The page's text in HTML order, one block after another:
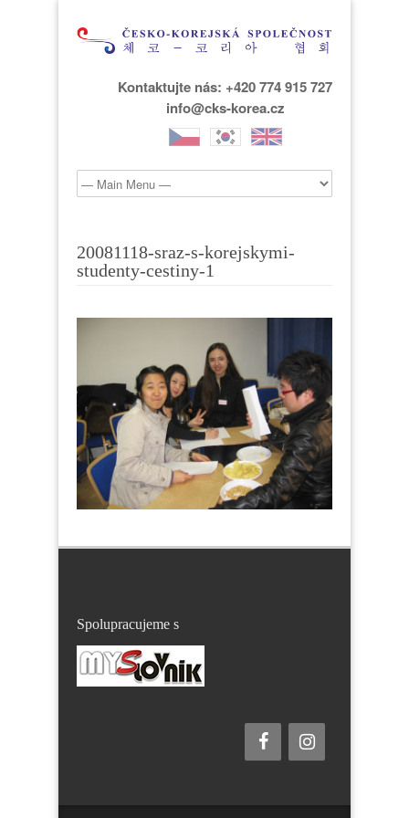
Kontaktujte nás: +420 774 915 727
info@cks-korea.cz
20081118-sraz-s-korejskymi-
studenty-cestiny-1
Spolupracujeme s